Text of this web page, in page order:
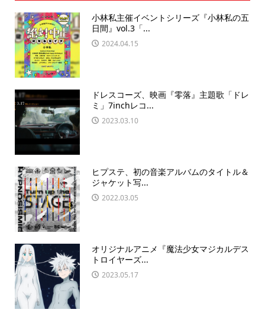
小林私主催イベントシリーズ『小林私の五
日間』vol.3「...
2024.04.15
ドレスコーズ、映画『零落』主題歌「ドレ
ミ」7inchレコ...
2023.03.10
ヒプステ、初の音楽アルバムのタイトル＆
ジャケット写...
2022.03.05
オリジナルアニメ『魔法少⼥マジカルデス
トロイヤーズ...
2023.05.17